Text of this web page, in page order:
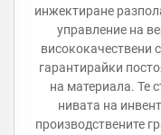
инжектиране
управление на
висококачествени
гарантирайки
на материала. Те
нивата на
производствените